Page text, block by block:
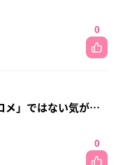
0
メ」ではない気が…
0